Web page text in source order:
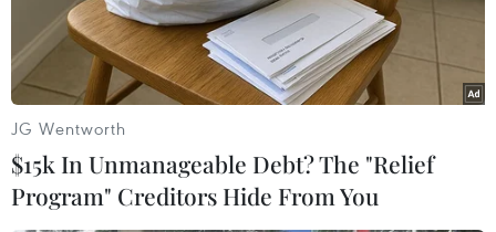
JG Wentworth
$15k In Unmanageable Debt? The "Relief
Program" Creditors Hide From You